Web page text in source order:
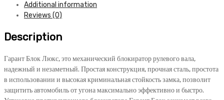
Toyota
2006-
quantity
Additional information
Reviews (0)
Description
Гарант Блок Люкс, это механический блокиратор рулевого вала,
надежный и незаметный. Простая конструкция, прочная сталь, простота
в использовании и высокая криминальная стойкость замка, позволит
защитить автомобиль от угона максимально эффективно и быстро.